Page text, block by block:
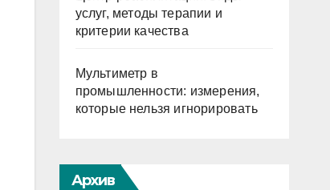
услуг, методы терапии и
критерии качества
Мультиметр в
промышленности: измерения,
которые нельзя игнорировать
Архив